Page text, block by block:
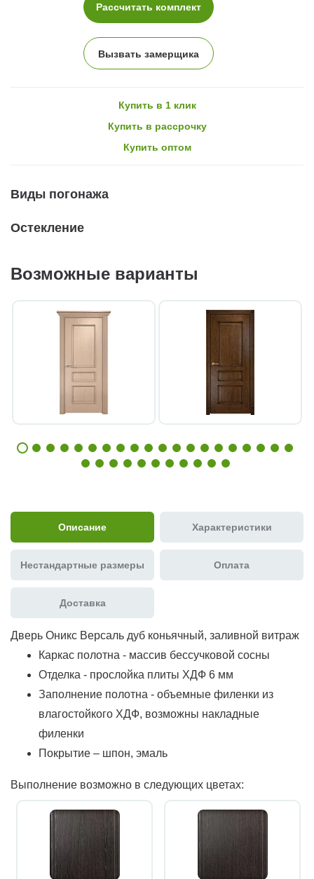
Рассчитать комплект
Вызвать замерщика
Купить в 1 клик
Купить в рассрочку
Купить оптом
Виды погонажа
Остекление
Возможные варианты
Описание Характеристики
Нестандартные размеры Оплата
Доставка
Дверь Оникс Версаль дуб коньячный, заливной витраж
Каркас полотна - массив бессучковой сосны
Отделка - прослойка плиты ХДФ 6 мм
Заполнение полотна - объемные филенки из
влагостойкого ХДФ, возможны накладные
филенки
Покрытие – шпон, эмаль
Выполнение возможно в следующих цветах: